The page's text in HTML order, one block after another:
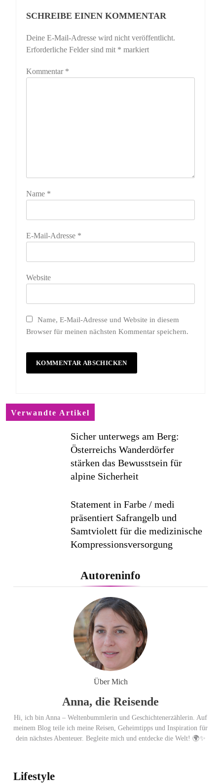
SCHREIBE EINEN KOMMENTAR
Deine E-Mail-Adresse wird nicht veröffentlicht.
Erforderliche Felder sind mit * markiert
Kommentar *
Name *
E-Mail-Adresse *
Website
Name, E-Mail-Adresse und Website in diesem
Browser für meinen nächsten Kommentar speichern.
Verwandte Artikel
Sicher unterwegs am Berg:
Österreichs Wanderdörfer
stärken das Bewusstsein für
alpine Sicherheit
Statement in Farbe / medi
präsentiert Safrangelb und
Samtviolett für die medizinische
Kompressionsversorgung
PEPE JEANS LONDON AW26
Flachste mechanische
Weltzeituhr gewinnt Red Dot:
Best of the Best 2026 / NOMOS
Glashütte erzielt 94 von 100
Punkten.
Autoreninfo
Über Mich
Anna, die Reisende
Hi, ich bin Anna – Weltenbummlerin und Geschichtenerzählerin. Auf
meinem Blog teile ich meine Reisen, Geheimtipps und Inspiration für
dein nächstes Abenteuer. Begleite mich und entdecke die Welt! 🌍✨
Lifestyle